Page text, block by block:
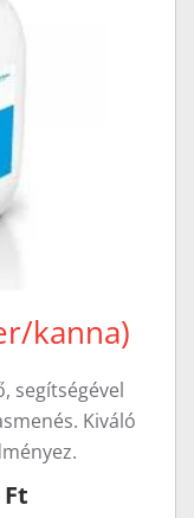
kanna)
segítségével
Kiváló